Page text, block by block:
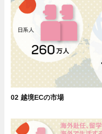
02 越境ECの市場